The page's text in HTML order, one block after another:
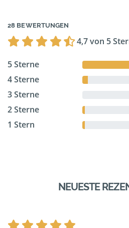
28 BEWERTUNGEN
4,7 von 5
5 Sterne
4 Sterne
3 Sterne
2 Sterne
1 Stern
NEUESTE